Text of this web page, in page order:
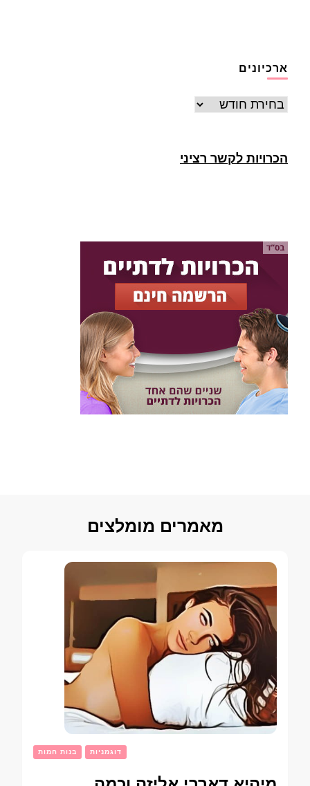
ארכיונים
ארכיונים
הכרויות לקשר רציני
מאמרים מומלצים
בנות חמות דוגמניות